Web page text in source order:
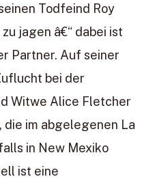
Todfeind Roy
zu jagen â€“ dabei ist
Partner. Auf seiner
bei der
Witwe Alice Fletcher
die im abgelegenen La
in New Mexiko
ist eine